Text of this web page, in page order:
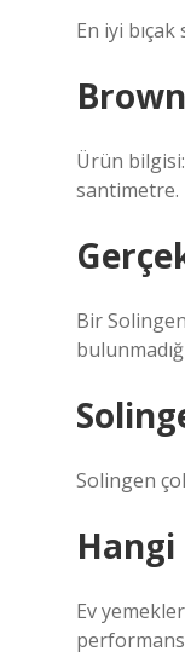
En iyi
Ürün bilgisi:
santimetre.
Bir
Solingen
Hangi
Ev